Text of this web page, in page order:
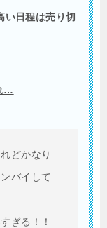
い日程は売り切
…
どかなり
バイして
ぎる！！